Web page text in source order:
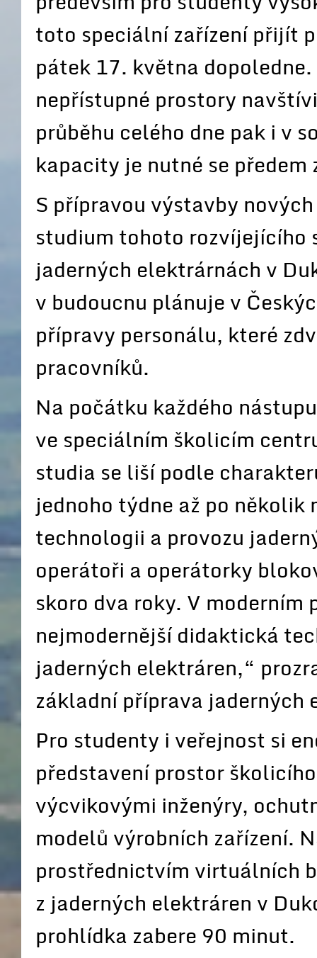
toto speciální zařízení přijít
pátek 17. května
nepřístupné prostory
průběhu celého dne pak i v
kapacity je nutné se
S přípravou výstavby
studium tohoto rozvíjejícího
jaderných elektrárnách v
v budoucnu plánuje v
přípravy personálu, které
pracovníků.
Na počátku každého
ve speciálním školicím
studia se liší podle
jednoho týdne až po
technologii a provozu
operátoři a operátorky
skoro dva roky. V
nejmodernější didaktická
jaderných elektráren,“
základní příprava jaderných
Pro studenty i veřejnost si
představení prostor
výcvikovými inženýry,
modelů výrobních zařízení.
prostřednictvím virtuálních
z jaderných elektráren v
prohlídka zabere 90 minut.